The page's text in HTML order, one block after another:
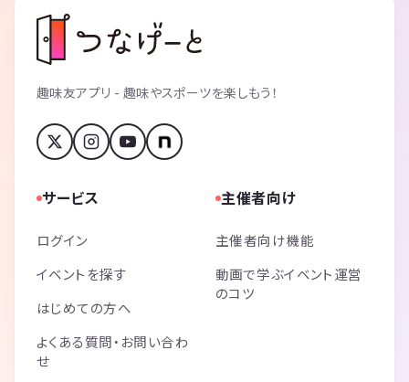
趣味友アプリ - 趣味やスポーツを楽しもう！
サービス
ログイン
イベントを探す
はじめての方へ
よくある質問・お問い合わ
せ
主催者向け
主催者向け機能
動画で学ぶイベント運営
のコツ